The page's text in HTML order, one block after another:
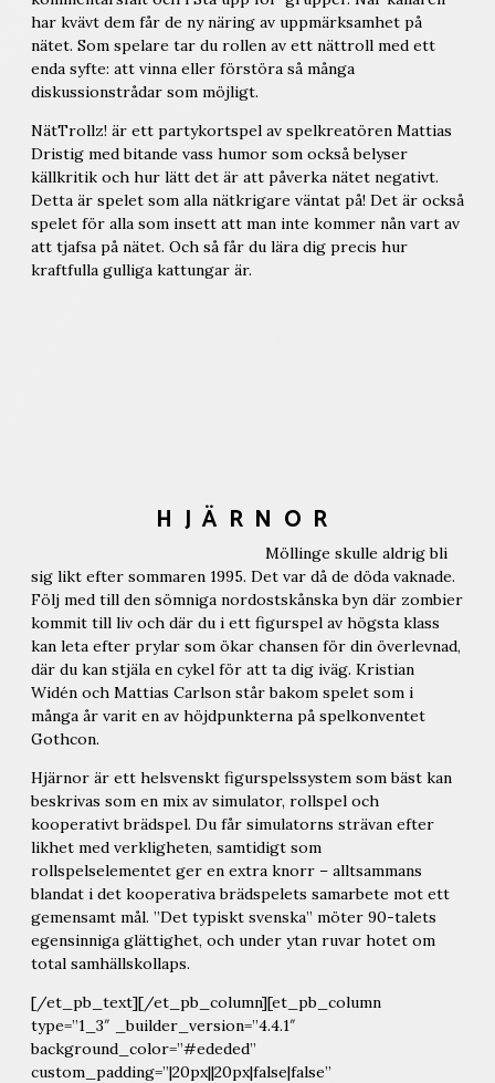
har kvävt dem får de ny näring av uppmärksamhet på
nätet. Som spelare tar du rollen av ett nättroll med ett
enda syfte: att vinna eller förstöra så många
diskussionstrådar som möjligt.
NätTrollz! är ett partykortspel av spelkreatören Mattias
Dristig med bitande vass humor som också belyser
källkritik och hur lätt det är att påverka nätet negativt.
Detta är spelet som alla nätkrigare väntat på! Det är också
spelet för alla som insett att man inte kommer nån vart av
att tjafsa på nätet. Och så får du lära dig precis hur
kraftfulla gulliga kattungar är.
HJÄRNOR
Möllinge skulle aldrig bli
sig likt efter sommaren 1995. Det var då de döda vaknade.
Följ med till den sömniga nordostskånska byn där zombier
kommit till liv och där du i ett figurspel av högsta klass
kan leta efter prylar som ökar chansen för din överlevnad,
där du kan stjäla en cykel för att ta dig iväg. Kristian
Widén och Mattias Carlson står bakom spelet som i
många år varit en av höjdpunkterna på spelkonventet
Gothcon.
Hjärnor är ett helsvenskt figurspelssystem som bäst kan
beskrivas som en mix av simulator, rollspel och
kooperativt brädspel. Du får simulatorns strävan efter
likhet med verkligheten, samtidigt som
rollspelselementet ger en extra knorr – alltsammans
blandat i det kooperativa brädspelets samarbete mot ett
gemensamt mål. ”Det typiskt svenska” möter 90-talets
egensinniga glättighet, och under ytan ruvar hotet om
total samhällskollaps.
[/et_pb_text][/et_pb_column][et_pb_column
type=”1_3″ _builder_version=”4.4.1″
background_color=”#ededed”
custom_padding=”|20px||20px|false|false”